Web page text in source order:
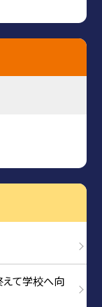
て学校へ向